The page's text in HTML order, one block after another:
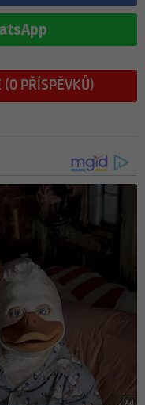
(0 PŘÍSPĚVKŮ)